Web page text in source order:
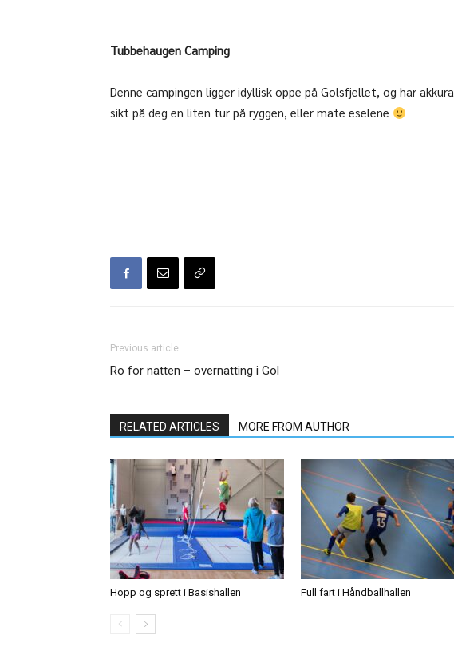
Tubbehaugen Camping
Denne campingen ligger idyllisk oppe på Golsfjellet, og har
sikt på deg en liten tur på ryggen, eller mate eselene
Previous article
Ro for natten – overnatting i Gol
RELATED ARTICLES MORE FROM AUTHOR
Hopp og sprett i Basishallen Full fart i Håndballhallen